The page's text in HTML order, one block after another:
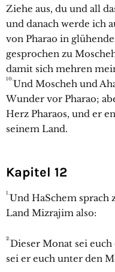
Ziehe aus, du und all
und danach werde ich
von Pharao in
gesprochen zu
damit sich mehren
10.Und Moscheh und
Wunder vor Pharao;
Herz Pharaos, und er
seinem Land.
Kapitel 12
1.Und HaSchem sprach
Land Mizrajim also:
2.Dieser Monat sei
sei er euch unter den